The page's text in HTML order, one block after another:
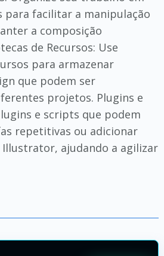
para facilitar a manipulação
a composição
de Recursos: Use
para armazenar
que podem ser
projetos. Plugins e
e scripts que podem
repetitivas ou adicionar
ajudando a agilizar